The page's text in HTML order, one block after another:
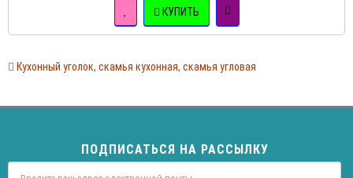
КУПИТЬ
Кухонный уголок, скамья кухонная, скамья угловая
ПОДПИСАТЬСЯ НА РАССЫЛКУ